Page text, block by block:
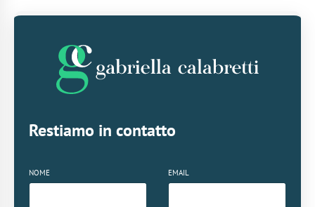
Restiamo in contatto
NOME EMAIL